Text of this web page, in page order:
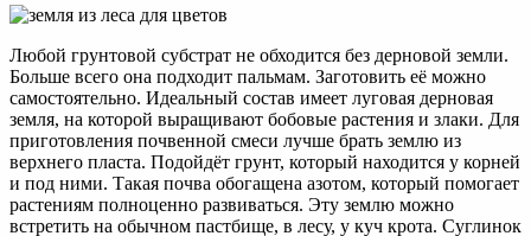
Любой грунтовой субстрат не обходится без дерновой земли.
Больше всего она подходит пальмам. Заготовить её можно
самостоятельно. Идеальный состав имеет луговая дерновая
земля, на которой выращивают бобовые растения и злаки. Для
приготовления почвенной смеси лучше брать землю из
верхнего пласта. Подойдёт грунт, который находится у корней
и под ними. Такая почва обогащена азотом, который помогает
растениям полноценно развиваться. Эту землю можно
встретить на обычном пастбище, в лесу, у куч крота. Суглинок